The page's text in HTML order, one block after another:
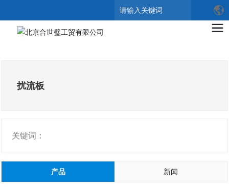
搜索
扰流板
关键词：
产品 新闻